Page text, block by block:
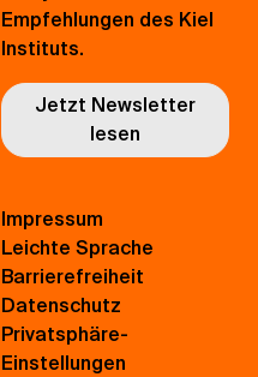
Empfehlungen des Kiel
Instituts.
Jetzt Newsletter
lesen
Impressum
Leichte Sprache
Barrierefreiheit
Datenschutz
Privatsphäre-
Einstellungen